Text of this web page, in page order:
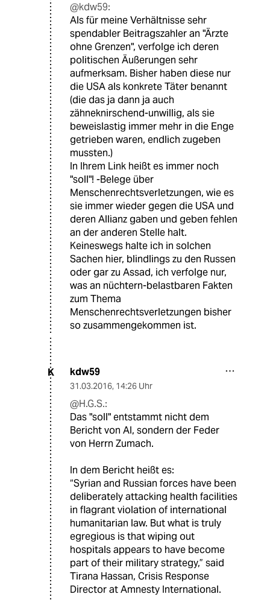
@kdw59:
Als für meine Verhältnisse sehr
spendabler Beitragszahler an "Ärzte
ohne Grenzen", verfolge ich deren
politischen Äußerungen sehr
aufmerksam. Bisher haben diese nur
die USA als konkrete Täter benannt
(die das ja dann ja auch
zähneknirschend-unwillig, als sie
beweislastig immer mehr in die Enge
getrieben waren, endlich zugeben
mussten.)
In Ihrem Link heißt es immer noch
"soll"! -Belege über
Menschenrechtsverletzungen, wie es
sie immer wieder gegen die USA und
deren Allianz gaben und geben fehlen
an der anderen Stelle halt.
Keineswegs halte ich in solchen
Sachen hier, blindlings zu den Russen
oder gar zu Assad, ich verfolge nur,
was an nüchtern-belastbaren Fakten
zum Thema
Menschenrechtsverletzungen bisher
so zusammengekommen ist.
K kdw59
31.03.2016, 14:26 Uhr
@H.G.S.:
Das "soll" entstammt nicht dem
Bericht von AI, sondern der Feder
von Herrn Zumach.
In dem Bericht heißt es:
“Syrian and Russian forces have been
deliberately attacking health facilities
in flagrant violation of international
humanitarian law. But what is truly
egregious is that wiping out
hospitals appears to have become
part of their military strategy,” said
Tirana Hassan, Crisis Response
Director at Amnesty International.